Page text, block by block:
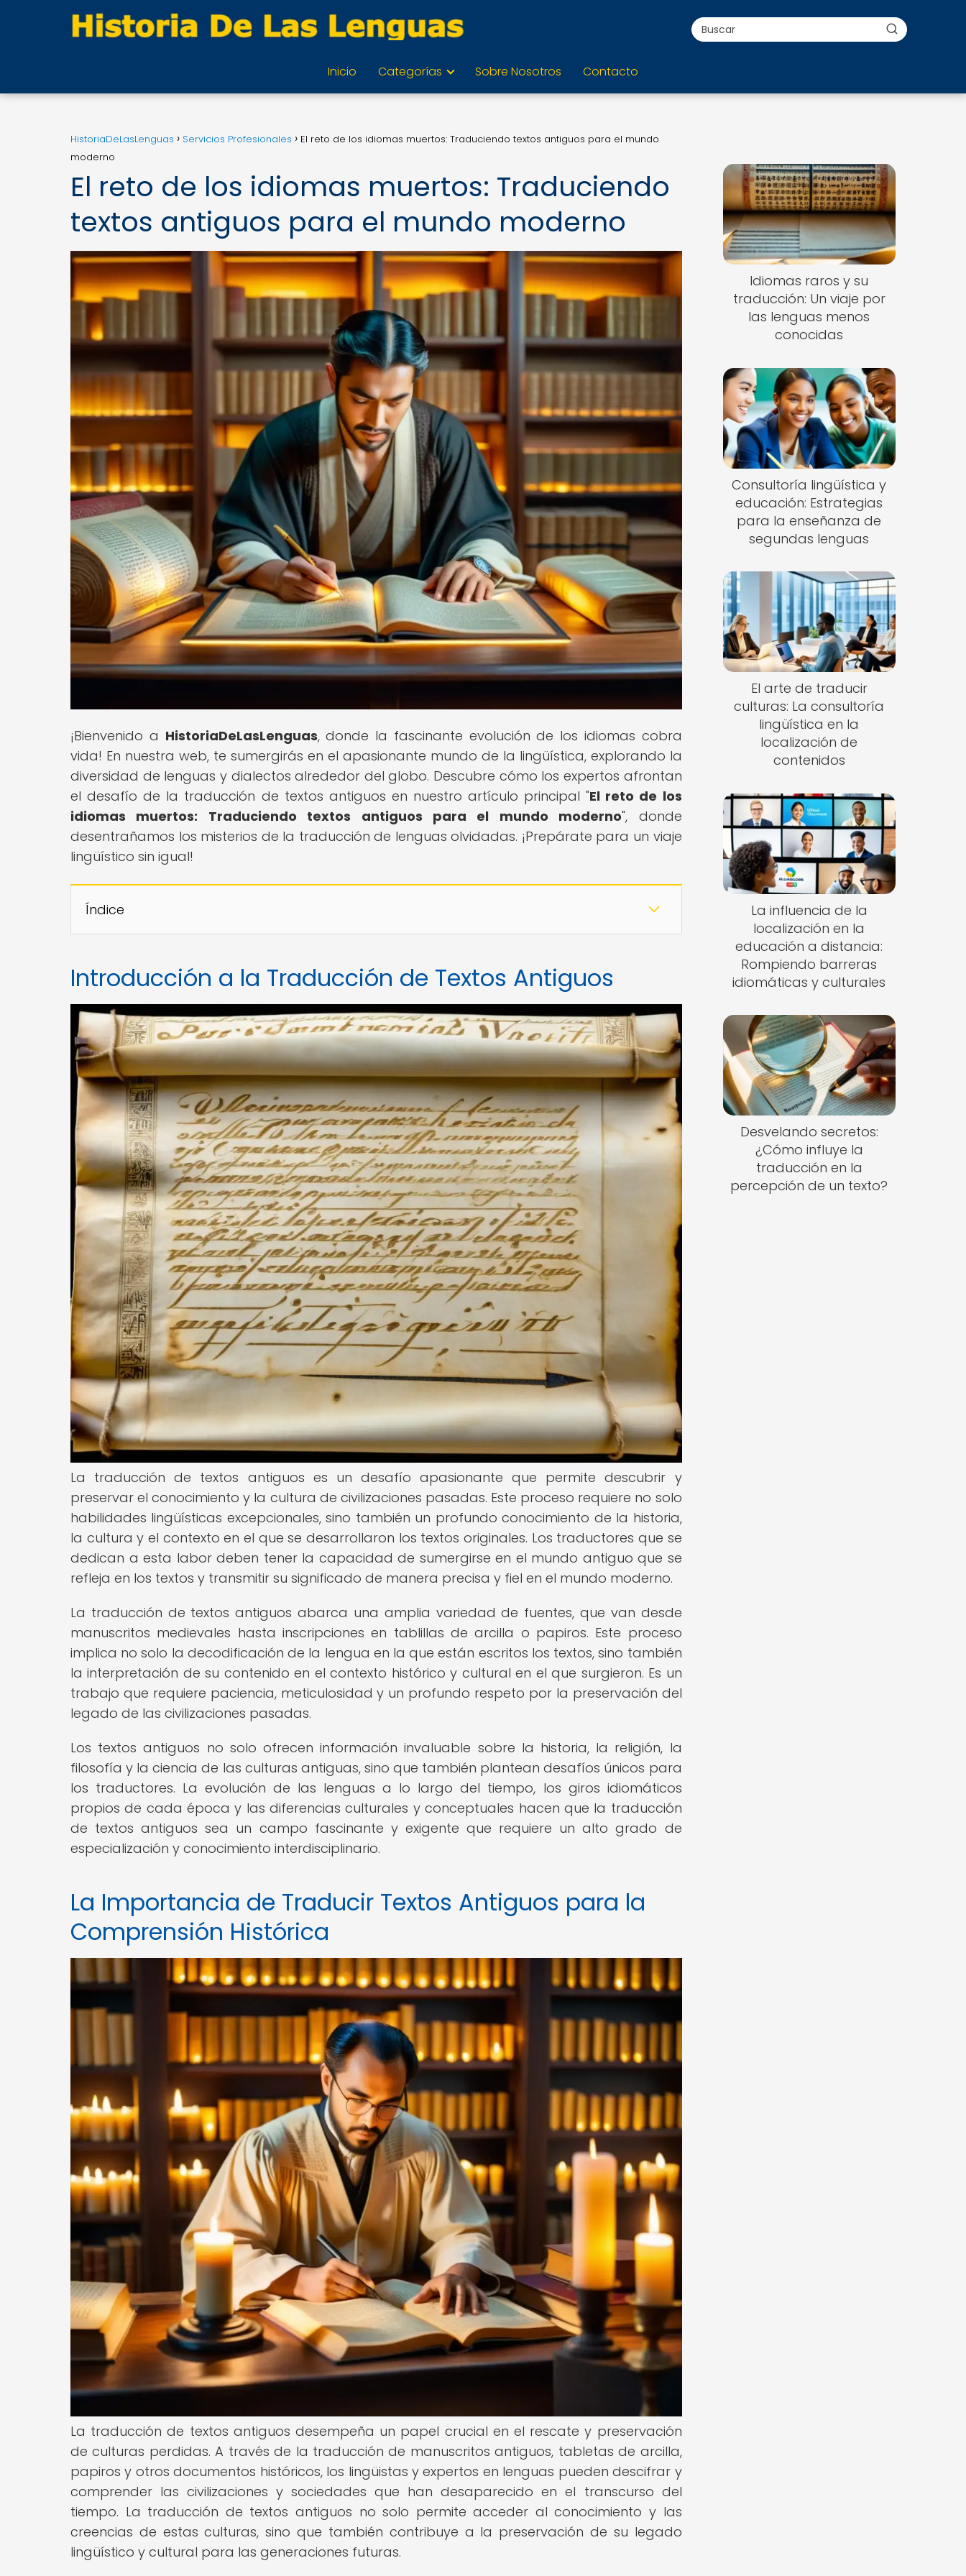
Inicio Categorías Sobre Nosotros Contacto
HistoriaDeLasLenguas Servicios Profesionales
El reto de los idiomas muertos: Traduciendo textos antiguos para el mundo
moderno
El reto de los idiomas muertos: Traduciendo
textos antiguos para el mundo moderno
¡Bienvenido a HistoriaDeLasLenguas, donde la fascinante evolución de los idiomas cobra
vida! En nuestra web, te sumergirás en el apasionante mundo de la lingüística, explorando la
diversidad de lenguas y dialectos alrededor del globo. Descubre cómo los expertos afrontan
el desafío de la traducción de textos antiguos en nuestro artículo principal "El reto de los
idiomas muertos: Traduciendo textos antiguos para el mundo moderno", donde
desentrañamos los misterios de la traducción de lenguas olvidadas. ¡Prepárate para un viaje
lingüístico sin igual!
Índice
Introducción a la Traducción de Textos Antiguos
La traducción de textos antiguos es un desafío apasionante que permite descubrir y
preservar el conocimiento y la cultura de civilizaciones pasadas. Este proceso requiere no solo
habilidades lingüísticas excepcionales, sino también un profundo conocimiento de la historia,
la cultura y el contexto en el que se desarrollaron los textos originales. Los traductores que se
dedican a esta labor deben tener la capacidad de sumergirse en el mundo antiguo que se
refleja en los textos y transmitir su significado de manera precisa y fiel en el mundo moderno.
La traducción de textos antiguos abarca una amplia variedad de fuentes, que van desde
manuscritos medievales hasta inscripciones en tablillas de arcilla o papiros. Este proceso
implica no solo la decodificación de la lengua en la que están escritos los textos, sino también
la interpretación de su contenido en el contexto histórico y cultural en el que surgieron. Es un
trabajo que requiere paciencia, meticulosidad y un profundo respeto por la preservación del
legado de las civilizaciones pasadas.
Los textos antiguos no solo ofrecen información invaluable sobre la historia, la religión, la
filosofía y la ciencia de las culturas antiguas, sino que también plantean desafíos únicos para
los traductores. La evolución de las lenguas a lo largo del tiempo, los giros idiomáticos
propios de cada época y las diferencias culturales y conceptuales hacen que la traducción
de textos antiguos sea un campo fascinante y exigente que requiere un alto grado de
especialización y conocimiento interdisciplinario.
La Importancia de Traducir Textos Antiguos para la
Comprensión Histórica
La traducción de textos antiguos desempeña un papel crucial en el rescate y preservación
de culturas perdidas. A través de la traducción de manuscritos antiguos, tabletas de arcilla,
papiros y otros documentos históricos, los lingüistas y expertos en lenguas pueden descifrar y
comprender las civilizaciones y sociedades que han desaparecido en el transcurso del
tiempo. La traducción de textos antiguos no solo permite acceder al conocimiento y las
creencias de estas culturas, sino que también contribuye a la preservación de su legado
lingüístico y cultural para las generaciones futuras.
Idiomas raros y su
traducción: Un viaje por
las lenguas menos
conocidas
Consultoría lingüística y
educación: Estrategias
para la enseñanza de
segundas lenguas
El arte de traducir
culturas: La consultoría
lingüística en la
localización de
contenidos
La influencia de la
localización en la
educación a distancia:
Rompiendo barreras
idiomáticas y culturales
Desvelando secretos:
¿Cómo influye la
traducción en la
percepción de un texto?